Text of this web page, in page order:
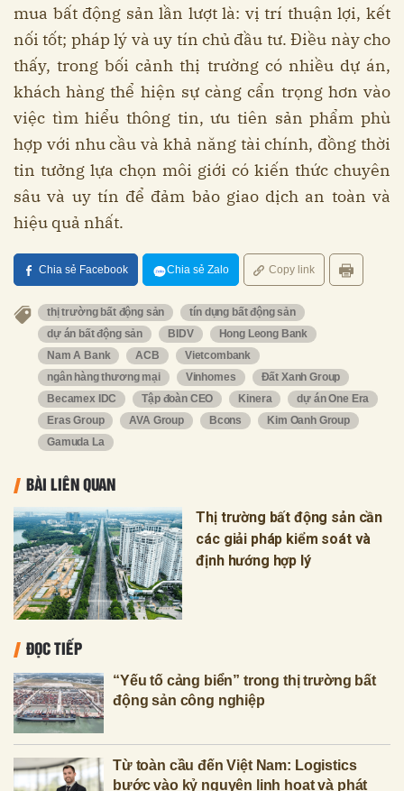
mua bất động sản lần lượt là: vị trí thuận lợi, kết
nối tốt; pháp lý và uy tín chủ đầu tư. Điều này cho
thấy, trong bối cảnh thị trường có nhiều dự án,
khách hàng thể hiện sự càng cẩn trọng hơn vào
việc tìm hiểu thông tin, ưu tiên sản phẩm phù
hợp với nhu cầu và khả năng tài chính, đồng thời
tin tưởng lựa chọn môi giới có kiến thức chuyên
sâu và uy tín để đảm bảo giao dịch an toàn và
hiệu quả nhất.
Chia sẻ Facebook Chia sẻ Zalo Copy link
thị trường bất động sản
tín dụng bất động sản
dự án bất động sản
BIDV
Hong Leong Bank
Nam A Bank
ACB
Vietcombank
ngân hàng thương mại
Vinhomes
Đất Xanh Group
Becamex IDC
Tập đoàn CEO Kinera
dự án One Era
Eras Group
AVA Group Bcons
Kim Oanh Group
Gamuda La
BÀI LIÊN QUAN
Thị trường bất động sản cần
các giải pháp kiểm soát và
định hướng hợp lý
ĐỌC TIẾP
“Yếu tố cảng biển” trong thị trường bất
động sản công nghiệp
Từ toàn cầu đến Việt Nam: Logistics
bước vào kỷ nguyên linh hoạt và phát